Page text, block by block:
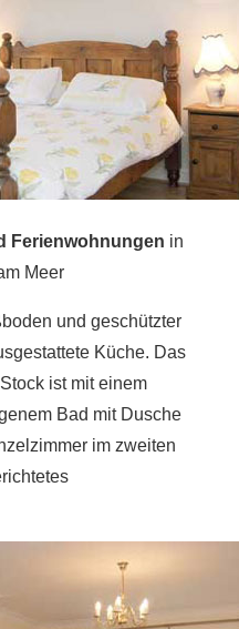
Ferienwohnungen in
Meer
und geschützter
Küche. Das
ist mit einem
Bad mit Dusche
im zweiten